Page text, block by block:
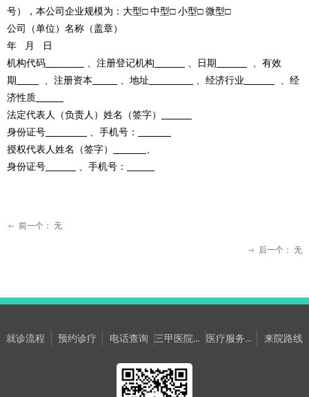
号），本公司企业规模为：大型□ 中型□ 小型□ 微型□
公司（单位）名称（盖章）
年 月 日
机构代码
、注册登记机构 、日期
、有效
期
、注册资本 、地址 、经济行业
、经
济性质
法定代表人（负责人）姓名（签字）
身份证号
、手机号：
授权代表人姓名（签字）
、
身份证号
、手机号：
ꂃ 前一个： 无
ꁹ 后一个： 无
就诊流程 预约诊疗 电话查询 三甲医院专家坐诊信息 医疗服务提升年网络意见箱 来院路线